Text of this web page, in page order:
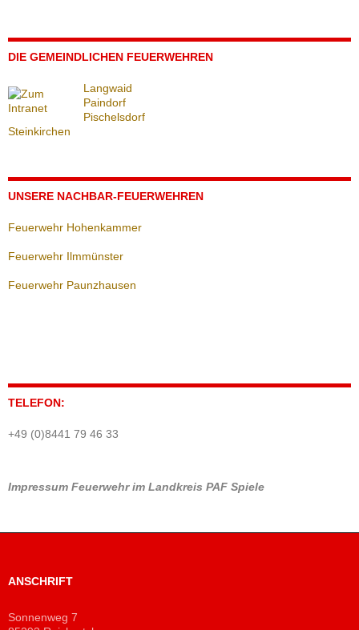
DIE GEMEINDLICHEN FEUERWEHREN
Langwaid
Paindorf
Pischelsdorf
Steinkirchen
UNSERE NACHBAR-FEUERWEHREN
Feuerwehr Hohenkammer
Feuerwehr Ilmmünster
Feuerwehr Paunzhausen
TELEFON:
+49 (0)8441 79 46 33
Impressum Feuerwehr im Landkreis PAF Spiele
ANSCHRIFT
Sonnenweg 7